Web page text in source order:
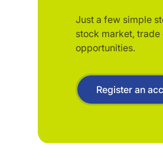
Just a few simple
stock market,
opportunities.
Register an